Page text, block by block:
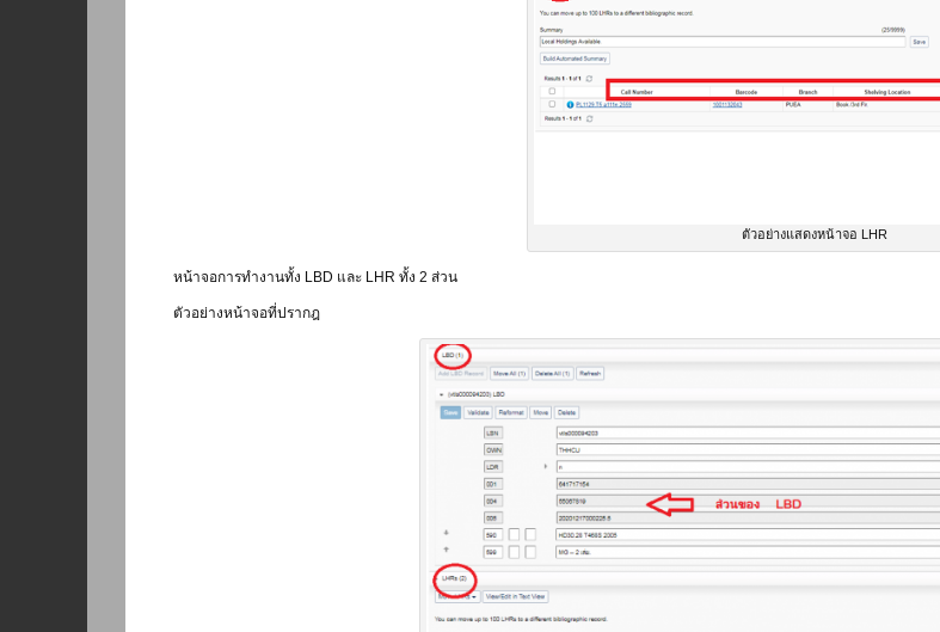
ตัวอย่างแสดงหน้าจอ LHR
หน้าจอการทำงานทั้ง LBD และ LHR ทั้ง 2 ส่วน
ตัวอย่างหน้าจอที่ปรากฎ